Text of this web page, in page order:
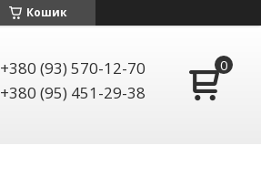
Кошик
+380 (93) 570-12-70
+380 (95) 451-29-38